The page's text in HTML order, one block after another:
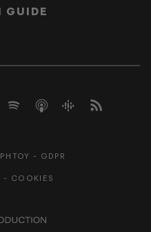
GUIDE
- GDPR
COOKIES